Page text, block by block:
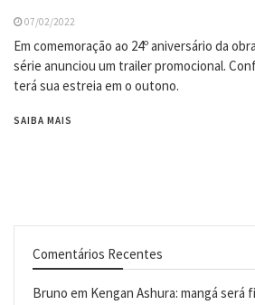
07/02/2022
Em comemoração ao 24º aniversário da
série anunciou um trailer promocional.
terá sua estreia em o outono.
SAIBA MAIS
Comentários Recentes
Bruno em Kengan Ashura: mangá será